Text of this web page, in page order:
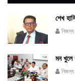
শেখ
মন খুলে